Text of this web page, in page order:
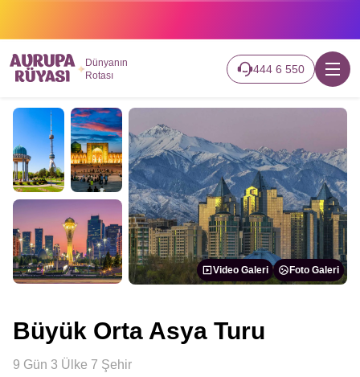
Dünyanın
Rotası
444 6 550
Video Galeri Foto Galeri
Büyük Orta Asya Turu
9 Gün 3 Ülke 7 Şehir